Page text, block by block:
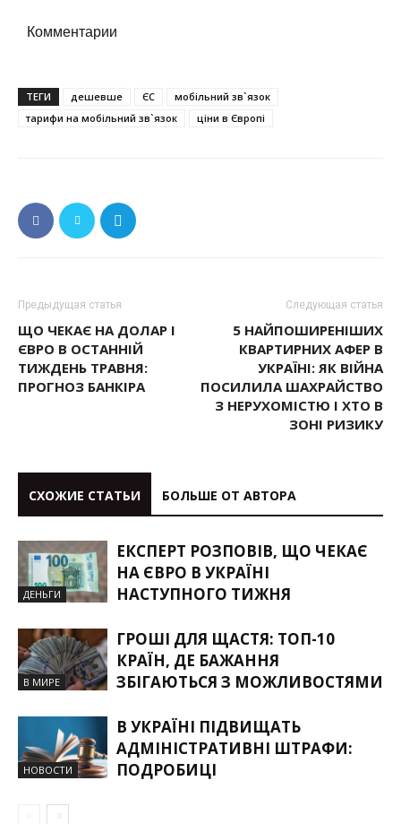
Комментарии
ТЕГИ дешевше ЄС
мобільний зв`язок
тарифи на мобільний зв`язок
ціни в Європі
Предыдущая статья
ЩО ЧЕКАЄ НА ДОЛАР І
ЄВРО В ОСТАННІЙ
ТИЖДЕНЬ ТРАВНЯ:
ПРОГНОЗ БАНКІРА
Следующая статья
5 НАЙПОШИРЕНІШИХ
КВАРТИРНИХ АФЕР В
УКРАЇНІ: ЯК ВІЙНА
ПОСИЛИЛА ШАХРАЙСТВО
З НЕРУХОМІСТЮ І ХТО В
ЗОНІ РИЗИКУ
СХОЖИЕ СТАТЬИ БОЛЬШЕ ОТ АВТОРА
ДЕНЬГИ
ЕКСПЕРТ РОЗПОВІВ, ЩО ЧЕКАЄ
НА ЄВРО В УКРАЇНІ
НАСТУПНОГО ТИЖНЯ
В МИРЕ
ГРОШІ ДЛЯ ЩАСТЯ: ТОП-10
КРАЇН, ДЕ БАЖАННЯ
ЗБІГАЮТЬСЯ З МОЖЛИВОСТЯМИ
НОВОСТИ
В УКРАЇНІ ПІДВИЩАТЬ
АДМІНІСТРАТИВНІ ШТРАФИ:
ПОДРОБИЦІ